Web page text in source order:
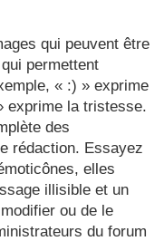
qui peuvent être
permettent
« :) » exprime
exprime la tristesse.
des
rédaction. Essayez
elles
illisible et un
ou de le
du forum